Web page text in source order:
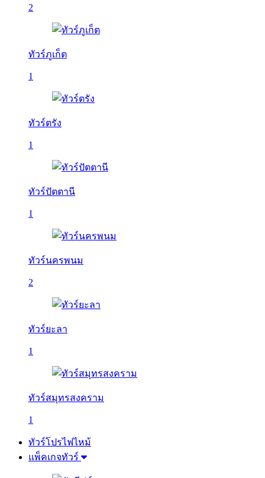
2
ทัวร์ภูเก็ต
1
ทัวร์ตรัง
1
ทัวร์ปัตตานี
1
ทัวร์นครพนม
2
ทัวร์ยะลา
1
ทัวร์สมุทรสงคราม
1
ทัวร์โปรไฟไหม้
แพ็คเกจทัวร์